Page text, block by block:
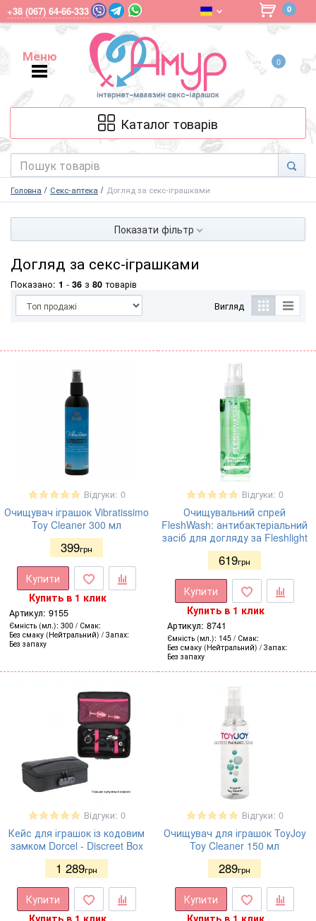
+38 (067) 64-66-333 0
Меню
Меню
0
Каталог товарів
Головна Секс-аптека Догляд за секс-іграшками
Показати фільтр
Догляд за секс-іграшками
Показано: 1 - 36 з 80 товарів
Вигляд
Відгуки: 0
Очищувач іграшок Vibratissimo
Toy Cleaner 300 мл
399грн
Купити
Купить в 1 клик
Артикул: 9155
Ємність (мл.) 300
Смак
Без смаку (Нейтральний)
Запах
Без запаху
Відгуки: 0
Очищувальний спрей
FleshWash: антибактеріальний
засіб для догляду за Fleshlight
619грн
Купити
Купить в 1 клик
Артикул: 8741
Ємність (мл.) 145
Смак
Без смаку (Нейтральний)
Запах
Без запаху
Відгуки: 0
Кейс для іграшок із кодовим
замком Dorcel - Discreet Box
1 289грн
Купити
Відгуки: 0
Очищувач для іграшок ToyJoy
Toy Cleaner 150 мл
289грн
Купити